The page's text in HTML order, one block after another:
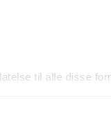
til alle disse